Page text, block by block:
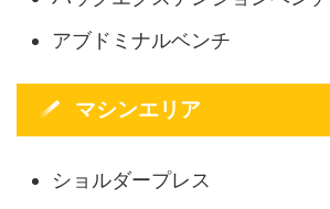
アブドミナルベンチ
マシンエリア
ショルダープレス